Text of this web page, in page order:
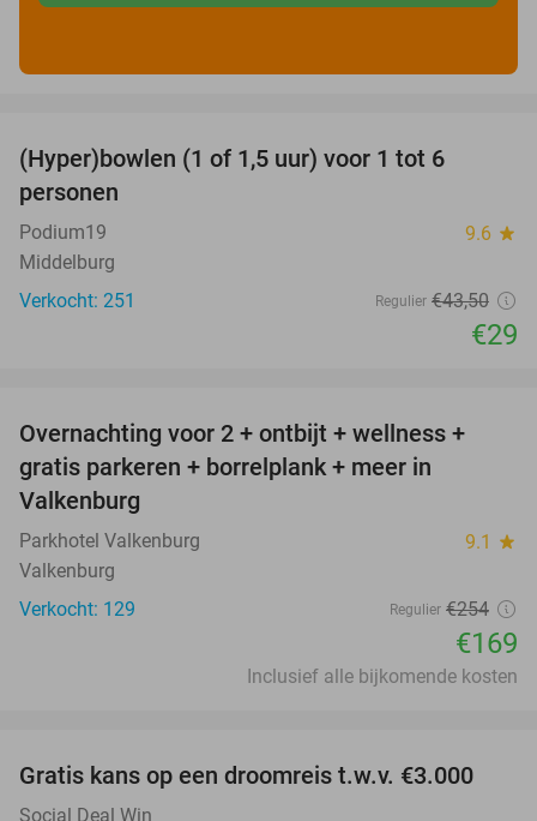
(Hyper)bowlen (1 of 1,5 uur) voor 1 tot 6
personen
Podium19 9.6 star
Middelburg
Verkocht: 251
Regulier €43,50
€29
33%
Overnachting voor 2 + ontbijt + wellness +
gratis parkeren + borrelplank + meer in
Valkenburg
Parkhotel Valkenburg 9.1 star
Valkenburg
Verkocht: 129
Regulier €254
€169
Inclusief alle bijkomende kosten
Gratis kans op een droomreis t.w.v. €3.000
Social Deal Win